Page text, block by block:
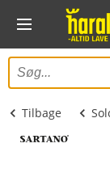
Tilbage